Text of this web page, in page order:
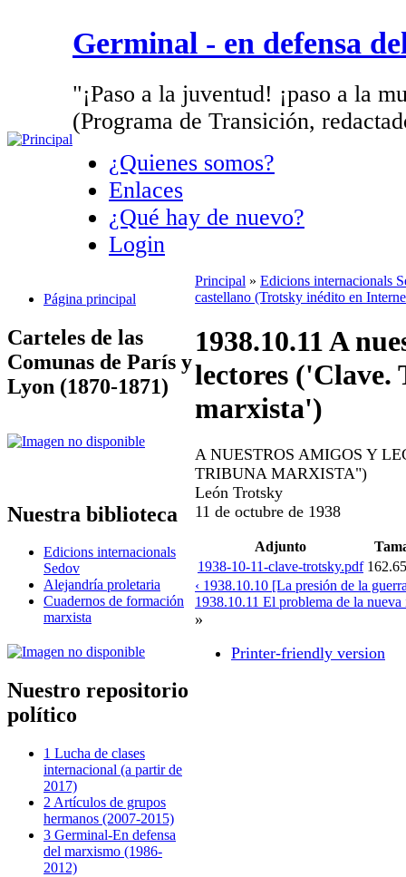
Germinal - en defensa
"¡Paso a la juventud! ¡paso a la
(Programa de Transición,
¿Quienes somos?
Enlaces
¿Qué hay de nuevo?
Login
Página principal
Carteles de las
Comunas de París y
Lyon (1870-1871)
Nuestra biblioteca
Edicions internacionals
Sedov
Alejandría proletaria
Cuadernos de formación
marxista
Nuestro repositorio
político
1 Lucha de clases
internacional (a partir de
2017)
2 Artículos de grupos
hermanos (2007-2015)
3 Germinal-En defensa
del marxismo (1986-
2012)
Principal » Edicions internacionals
castellano (Trotsky inédito en
1938.10.11 A
lectores ('Clave.
marxista')
A NUESTROS AMIGOS Y
TRIBUNA MARXISTA")
León Trotsky
11 de octubre de 1938
Adjunto
1938-10-11-clave-trotsky.pdf
‹ 1938.10.10 [La presión de la
1938.10.11 El problema de la nueva
»
Printer-friendly version